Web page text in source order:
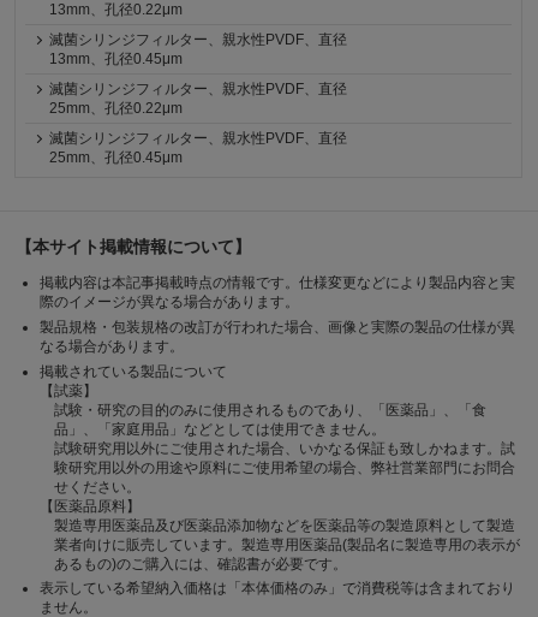
13mm、孔径0.22μm
滅菌シリンジフィルター、親水性PVDF、直径
13mm、孔径0.45μm
滅菌シリンジフィルター、親水性PVDF、直径
25mm、孔径0.22μm
滅菌シリンジフィルター、親水性PVDF、直径
25mm、孔径0.45μm
【本サイト掲載情報について】
掲載内容は本記事掲載時点の情報です。仕様変更などにより製品内容と実
際のイメージが異なる場合があります。
製品規格・包装規格の改訂が行われた場合、画像と実際の製品の仕様が異
なる場合があります。
掲載されている製品について
【試薬】
試験・研究の目的のみに使用されるものであり、「医薬品」、「食
品」、「家庭用品」などとしては使用できません。
試験研究用以外にご使用された場合、いかなる保証も致しかねます。試
験研究用以外の用途や原料にご使用希望の場合、弊社営業部門にお問合
せください。
【医薬品原料】
製造専用医薬品及び医薬品添加物などを医薬品等の製造原料として製造
業者向けに販売しています。製造専用医薬品(製品名に製造専用の表示が
あるもの)のご購入には、確認書が必要です。
表示している希望納入価格は「本体価格のみ」で消費税等は含まれており
ません。